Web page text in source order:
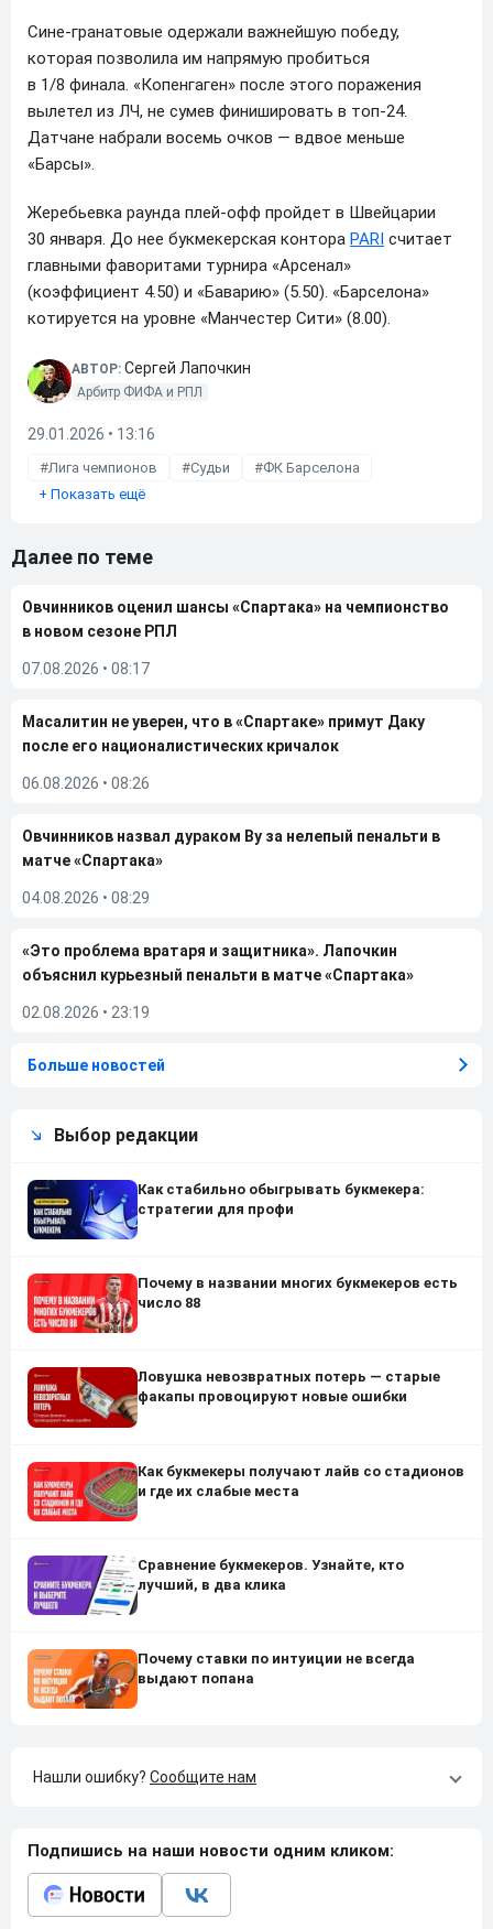
Сине-гранатовые одержали важнейшую победу,
которая позволила им напрямую пробиться
в 1/8 финала. «Копенгаген» после этого поражения
вылетел из ЛЧ, не сумев финишировать в топ-24.
Датчане набрали восемь очков — вдвое меньше
«Барсы».
Жеребьевка раунда плей-офф пройдет в Швейцарии
30 января. До нее букмекерская контора PARI считает
главными фаворитами турнира «Арсенал»
(коэффициент 4.50) и «Баварию» (5.50). «Барселона»
котируется на уровне «Манчестер Сити» (8.00).
АВТОР: Сергей Лапочкин
Арбитр ФИФА и РПЛ
29.01.2026 • 13:16
Лига чемпионов Судьи
ФК Барселона
+ Показать ещё
Далее по теме
Овчинников оценил шансы «Спартака» на чемпионство
в новом сезоне РПЛ
07.08.2026 • 08:17
Масалитин не уверен, что в «Спартаке» примут Даку
после его националистических кричалок
06.08.2026 • 08:26
Овчинников назвал дураком Ву за нелепый пенальти в
матче «Спартака»
04.08.2026 • 08:29
«Это проблема вратаря и защитника». Лапочкин
объяснил курьезный пенальти в матче «Спартака»
02.08.2026 • 23:19
Больше новостей
Выбор редакции
Как стабильно обыгрывать букмекера:
стратегии для профи
Почему в названии многих букмекеров есть
число 88
Ловушка невозвратных потерь — старые
факапы провоцируют новые ошибки
Как букмекеры получают лайв со стадионов
и где их слабые места
Сравнение букмекеров. Узнайте, кто
лучший, в два клика
Почему ставки по интуиции не всегда
выдают попана
Нашли ошибку? Сообщите нам
Подпишись на наши новости одним кликом: